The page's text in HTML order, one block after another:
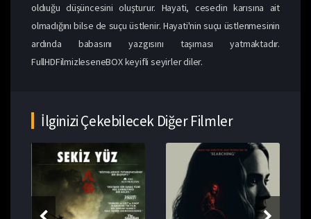
oldıuğu düşüncesini oluşturur. Hayati, cesedin karısına ait
olmadığını bilse de suçu üstlenir. Hayati'nin suçu üstlenmesinin
ardında babasını yazgısını taşıması yatmaktadır.
FullHDFilmizleseneBOX keyifli seyirler diler.
İlginizi Çekebilecek Diğer Filmler